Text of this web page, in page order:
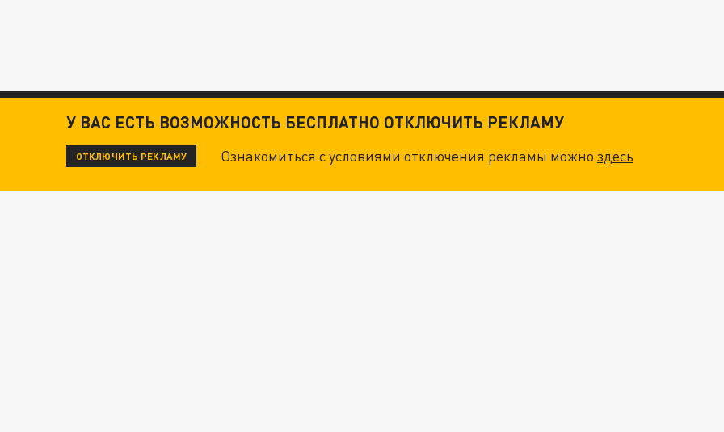
У ВАС ЕСТЬ ВОЗМОЖНОСТЬ БЕСПЛАТНО ОТКЛЮЧИТЬ РЕКЛАМУ
ОТКЛЮЧИТЬ РЕКЛАМУ Ознакомиться с условиями отключения рекламы можноздесь